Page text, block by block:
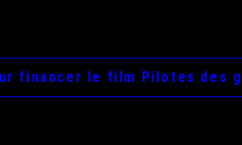
financer le film Pilotes des